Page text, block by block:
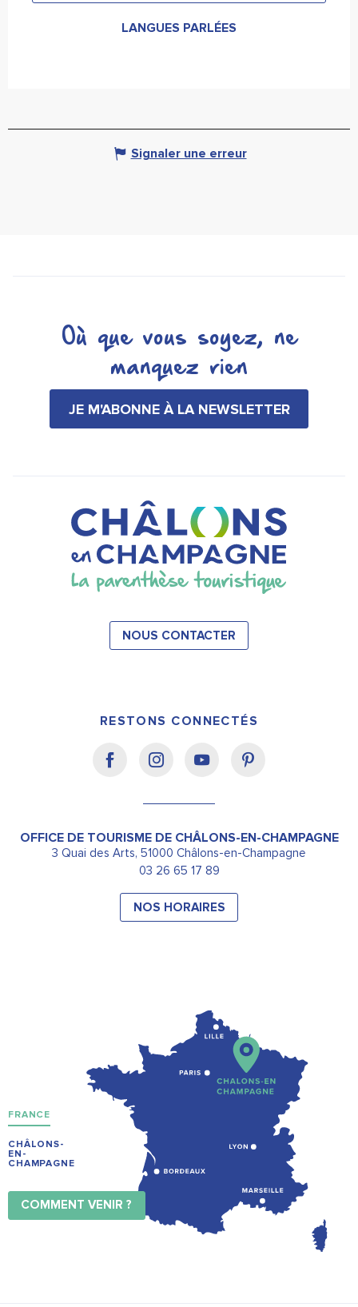
LANGUES PARLÉESLANGUES PARLÉES
Signaler une erreur
Où que vous soyez, ne
manquez rien
JE M'ABONNE À LA NEWSLETTER
NOUS CONTACTER
RESTONS CONNECTÉS
OFFICE DE TOURISME DE CHÂLONS-EN-CHAMPAGNE
3 Quai des Arts, 51000 Châlons-en-Champagne
03 26 65 17 89
NOS HORAIRES
FRANCE
CHÂLONS-
EN-
CHAMPAGNE
COMMENT VENIR ?